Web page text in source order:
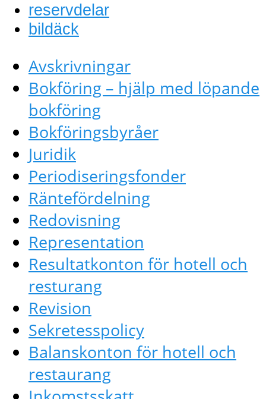
reservdelar
bildäck
Avskrivningar
Bokföring – hjälp med löpande
bokföring
Bokföringsbyråer
Juridik
Periodiseringsfonder
Räntefördelning
Redovisning
Representation
Resultatkonton för hotell och
resturang
Revision
Sekretesspolicy
Balanskonton för hotell och
restaurang